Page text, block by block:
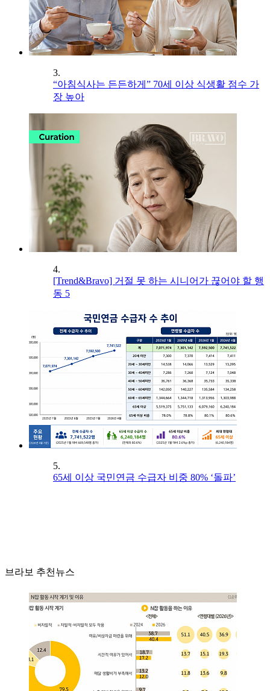
3.
“아침식사는 든든하게” 70세 이상 식생활 점수 가
장 높아
4.
[Trend&Bravo] 거절 못 하는 시니어가 끊어야 할 행
동 5
5.
65세 이상 국민연금 수급자 비중 80% ‘돌파’
브라보 추천뉴스